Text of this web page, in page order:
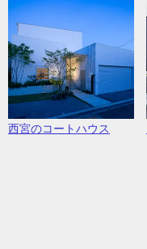
西宮のコートハウス